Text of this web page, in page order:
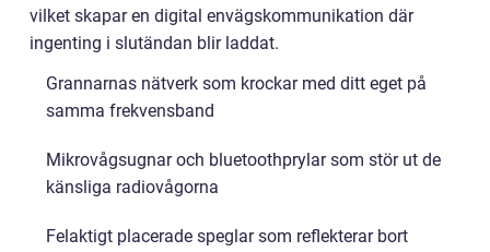
vilket skapar en digital envägskommunikation där
ingenting i slutändan blir laddat.
Grannarnas nätverk som krockar med ditt eget på
samma frekvensband
Mikrovågsugnar och bluetoothprylar som stör ut de
känsliga radiovågorna
Felaktigt placerade speglar som reflekterar bort